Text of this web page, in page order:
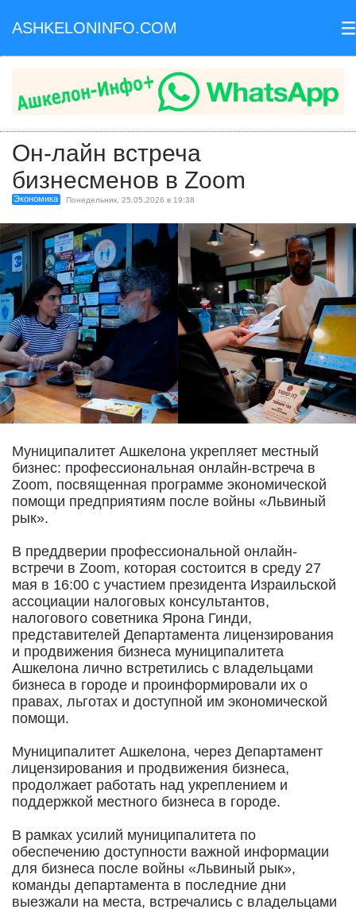
ASHKELONINFO.COM
Он-лайн встреча
бизнесменов в Zoom
Экономика Понедельник, 25.05.2026 в 19:38
Муниципалитет Ашкелона укрепляет местный
бизнес: профессиональная онлайн-встреча в
Zoom, посвященная программе экономической
помощи предприятиям после войны «Львиный
рык».
В преддверии профессиональной онлайн-
встречи в Zoom, которая состоится в среду 27
мая в 16:00 с участием президента Израильской
ассоциации налоговых консультантов,
налогового советника Ярона Гинди,
представителей Департамента лицензирования
и продвижения бизнеса муниципалитета
Ашкелона лично встретились с владельцами
бизнеса в городе и проинформировали их о
правах, льготах и доступной им экономической
помощи.
Муниципалитет Ашкелона, через Департамент
лицензирования и продвижения бизнеса,
продолжает работать над укреплением и
поддержкой местного бизнеса в городе.
В рамках усилий муниципалитета по
обеспечению доступности важной информации
для бизнеса после войны «Львиный рык»,
команды департамента в последние дни
выезжали на места, встречались с владельцами